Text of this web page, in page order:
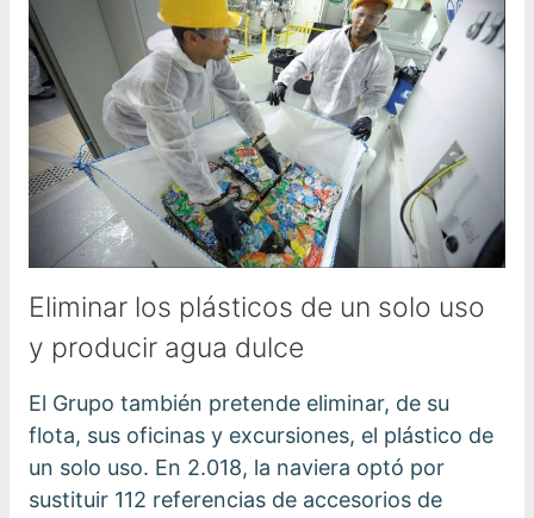
Eliminar los plásticos de un solo uso
y producir agua dulce
El Grupo también pretende eliminar, de su
flota, sus oficinas y excursiones, el plástico de
un solo uso. En 2.018, la naviera optó por
sustituir 112 referencias de accesorios de